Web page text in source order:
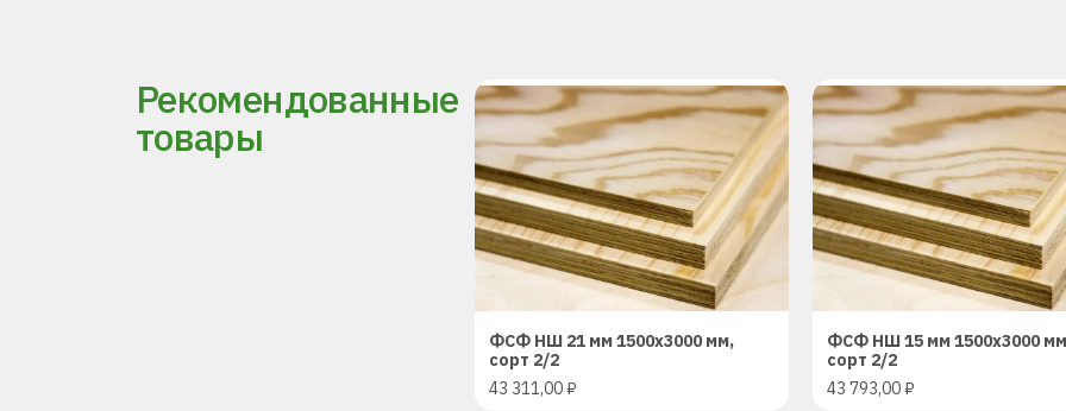
Рекомендованные
товары
ФСФ НШ 21 мм 1500х3000 мм,
сорт 2/2
43 311,00₽
ФСФ НШ 15 мм 1500х3000
сорт 2/2
43 793,00₽